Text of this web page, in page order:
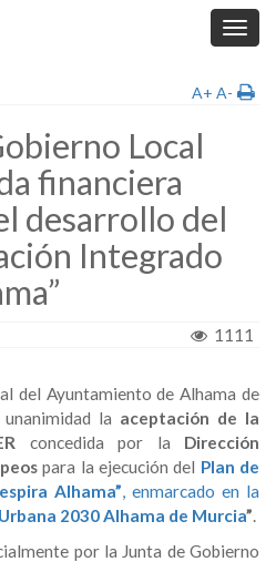
A+ A-
Local
financiera
desarrollo del
Integrado
1111
del Ayuntamiento de Alhama de
la aceptación de la
concedida por la Dirección
para la ejecución del Plan de
Alhama”, enmarcado en la
2030 Alhama de Murcia”.
por la Junta de Gobierno